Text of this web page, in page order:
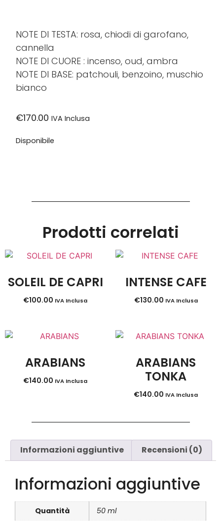
NOTE DI TESTA: rosa, chiodi di garofano,
cannella
NOTE DI CUORE : incenso, oud, ambra
NOTE DI BASE: patchouli, benzoino, muschio
bianco
€170.00 IVA Inclusa
Disponibile
Prodotti correlati
SOLEIL DE CAPRI
€100.00 IVA Inclusa
INTENSE CAFE
€130.00 IVA Inclusa
ARABIANS
€140.00 IVA Inclusa
ARABIANS
TONKA
€140.00 IVA Inclusa
Informazioni aggiuntive Recensioni (0)
Informazioni aggiuntive
Quantità 50 ml